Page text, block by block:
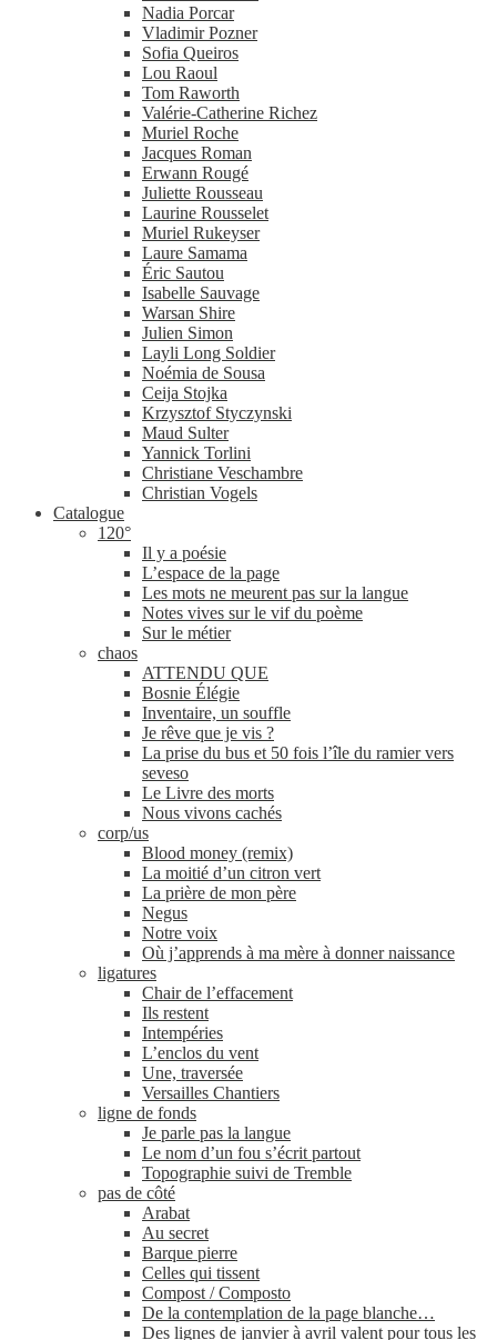
Nadia Porcar
Vladimir Pozner
Sofia Queiros
Lou Raoul
Tom Raworth
Valérie-​Catherine Richez
Muriel Roche
Jacques Roman
Erwann Rougé
Juliette Rousseau
Laurine Rousselet
Muriel Rukeyser
Laure Samama
Éric Sautou
Isabelle Sauvage
Warsan Shire
Julien Simon
Layli Long Soldier
Noémia de Sousa
Ceija Stojka
Krzysztof Styczynski
Maud Sulter
Yannick Torlini
Christiane Veschambre
Christian Vogels
Catalogue
120°
Il y a poésie
L’espace de la page
Les mots ne meurent pas sur la langue
Notes vives sur le vif du poème
Sur le métier
chaos
ATTENDU QUE
Bosnie Élégie
Inventaire, un souffle
Je rêve que je vis ?
La prise du bus et 50 fois l’île du ramier vers
seveso
Le Livre des morts
Nous vivons cachés
corp/​us
Blood money (remix)
La moitié d’un citron vert
La prière de mon père
Negus
Notre voix
Où j’apprends à ma mère à donner naissance
ligatures
Chair de l’effacement
Ils restent
Intempéries
L’enclos du vent
Une, traversée
Versailles Chantiers
ligne de fonds
Je parle pas la langue
Le nom d’un fou s’écrit partout
Topographie suivi de Tremble
pas de côté
Arabat
Au secret
Barque pierre
Celles qui tissent
Compost / Composto
De la contemplation de la page blanche…
Des lignes de janvier à avril valent pour tous les